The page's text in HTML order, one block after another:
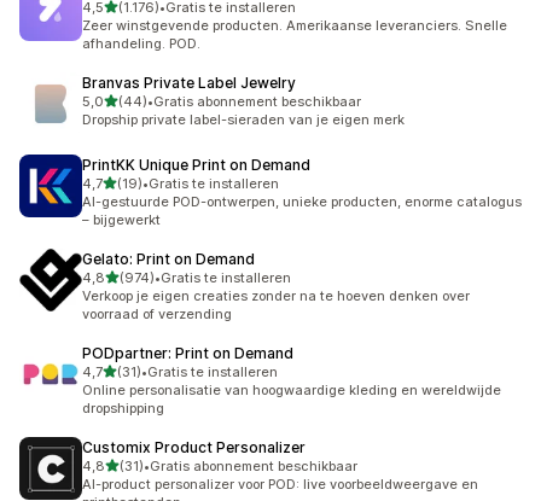
4,5van 5 sterren
(1.176)
1176 recensies in totaal
•Gratis te installeren
Zeer winstgevende producten. Amerikaanse leveranciers. Snelle
afhandeling. POD.
Branvas Private Label Jewelry
5,0van 5 sterren
(44)
44 recensies in totaal
•Gratis abonnement beschikbaar
Dropship private label-sieraden van je eigen merk
PrintKK Unique Print on Demand
4,7van 5 sterren
(19)
19 recensies in totaal
•Gratis te installeren
AI-gestuurde POD-ontwerpen, unieke producten, enorme catalogus
– bijgewerkt
Gelato: Print on Demand
4,8van 5 sterren
(974)
974 recensies in totaal
•Gratis te installeren
Verkoop je eigen creaties zonder na te hoeven denken over
voorraad of verzending
PODpartner: Print on Demand
4,7van 5 sterren
(31)
31 recensies in totaal
•Gratis te installeren
Online personalisatie van hoogwaardige kleding en wereldwijde
dropshipping
Customix Product Personalizer
4,8van 5 sterren
(31)
31 recensies in totaal
•Gratis abonnement beschikbaar
AI-product personalizer voor POD: live voorbeeldweergave en